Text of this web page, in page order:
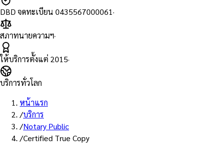
DBD จดทะเบียน 0435567000061·
สภาทนายความฯ·
ให้บริการตั้งแต่ 2015·
บริการทั่วโลก
หน้าแรก
/บริการ
/Notary Public
/Certified True Copy